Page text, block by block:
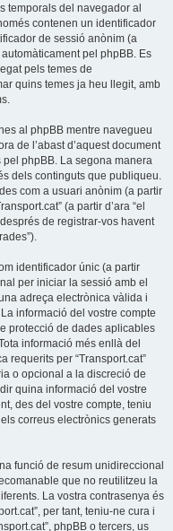
temporals del navegador al
contenen un identificador
de sessió anònim (a
pel phpBB. Es
pels temes de
quins temes ja heu llegit, amb
al phpBB mentre navegueu
de l’abast d’aquest document
phpBB. La segona manera
dels continguts que publiqueu.
com a usuari anònim (a partir
(a partir d’ara “el
de registrar-vos havent
identificador únic (a partir
per iniciar la sessió amb el
adreça electrònica vàlida i
informació del vostre compte
protecció de dades aplicables
informació més enllà del
requerits per “Transport.cat”
o opcional a la discreció de
quina informació del vostre
des del vostre compte, teniu
correus electrònics generats
funció de resum unidireccional
que no reutilitzeu la
La vostra contrasenya és
per tant, teniu-ne cura i
phpBB o tercers, us